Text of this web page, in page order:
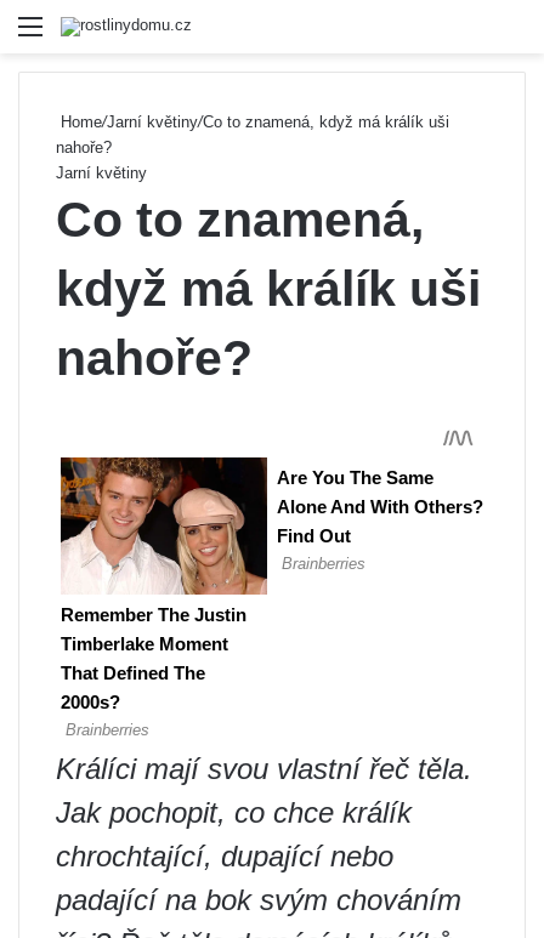
Menu
Home/Jarní květiny/Co to znamená, když má králík uši
nahoře?
Jarní květiny
Co to znamená,
když má králík uši
nahoře?
Králíci mají svou vlastní řeč těla.
Jak pochopit, co chce králík
chrochtající, dupající nebo
padající na bok svým chováním